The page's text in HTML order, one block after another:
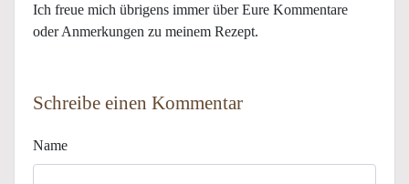
Ich freue mich übrigens immer über Eure Kommentare
oder Anmerkungen zu meinem Rezept.
Schreibe einen Kommentar
Name